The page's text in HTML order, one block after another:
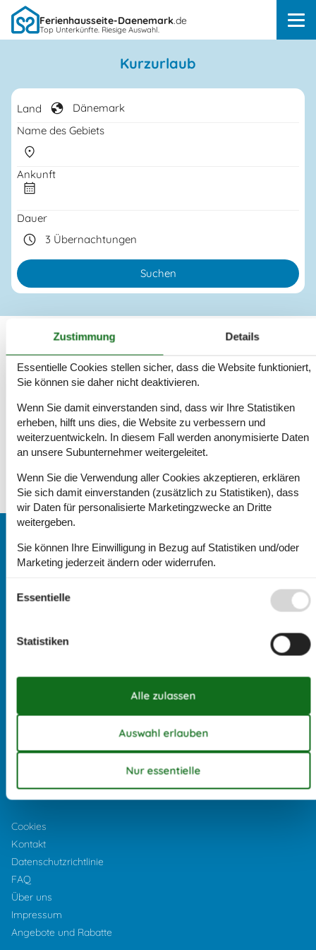
Ferienhausseite-Daenemark.de
Top Unterkünfte. Riesige Auswahl.
Kurzurlaub
Land
Name des Gebiets
Ankunft
...
Dauer
Suchen
Hauptseite
Kurzurlaub im Ferienhaus
Wir bieten Ihnen die Möglichkeit zu einem Kurzurlaub in
Ein Kurzurlaub kann 2-6 Tage dauern. Sie haben freie
Auswahl und können sich Ihren Kurzurlaub auf Ihre
Bedürfnisse hin zusammenstellen.
Wir wünschen Ihnen einen schönen Kurzurlaub!
Kontakt
(+49) 4087 4064 63
Mailen Sie uns:
info@ferienhausseite-daenemark.de
Dienstag:
10:00-16:00
16:00
Freitag:
10:00-16:00
Geschlossen
Sonntag:
Geschlossen
Cookies
Kontakt
Datenschutzrichtlinie
FAQ
Über uns
Impressum
Angebote und Rabatte
Zustimmung Details
Essentielle Cookies stellen sicher, dass die Website funktioniert,
Sie können sie daher nicht deaktivieren.
Wenn Sie damit einverstanden sind, dass wir Ihre Statistiken
erheben, hilft uns dies, die Website zu verbessern und
weiterzuentwickeln. In diesem Fall werden anonymisierte Daten
an unsere Subunternehmer weitergeleitet.
Wenn Sie die Verwendung aller Cookies akzeptieren, erklären
Sie sich damit einverstanden (zusätzlich zu Statistiken), dass
wir Daten für personalisierte Marketingzwecke an Dritte
weitergeben.
Sie können Ihre Einwilligung in Bezug auf Statistiken und/oder
Marketing jederzeit ändern oder widerrufen.
Essentielle
Statistiken